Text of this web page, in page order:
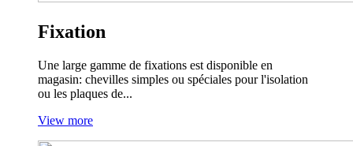
Fixation
Une large gamme de fixations est disponible en
magasin: chevilles simples ou spéciales pour l'isolation
ou les plaques de...
View more